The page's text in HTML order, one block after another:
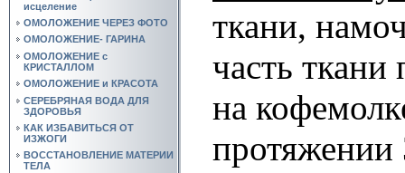
исцеление
ОМОЛОЖЕНИЕ ЧЕРЕЗ ФОТО
ОМОЛОЖЕНИЕ- ГАРИНА
ОМОЛОЖЕНИЕ с
КРИСТАЛЛОМ
ОМОЛОЖЕНИЕ и КРАСОТА
СЕРЕБРЯНАЯ ВОДА ДЛЯ
ЗДОРОВЬЯ
КАК ИЗБАВИТЬСЯ ОТ
ИЗЖОГИ
ВОССТАНОВЛЕНИЕ МАТЕРИИ
ТЕЛА
ткани,
часть
на
протяжении